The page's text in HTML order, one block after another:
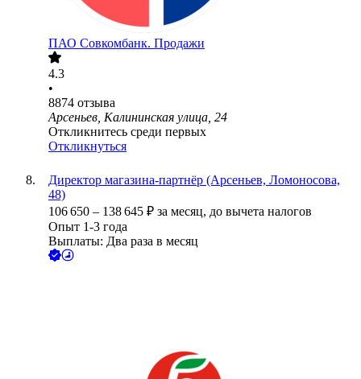
ПАО Совкомбанк. Продажи
4.3
•
8874 отзыва
Арсеньев, Калининская улица, 24
Откликнитесь среди первых
Откликнуться
Директор магазина-партнёр (Арсеньев, Ломоносова,
48)
106 650 – 138 645 ₽ за месяц, до вычета налогов
Опыт 1-3 года
Выплаты: Два раза в месяц